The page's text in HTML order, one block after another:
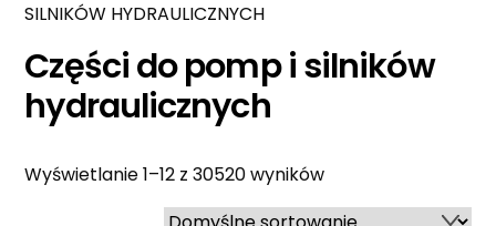
SILNIKÓW HYDRAULICZNYCH
Części do pomp i silników
hydraulicznych
Wyświetlanie 1–12 z 30520 wyników